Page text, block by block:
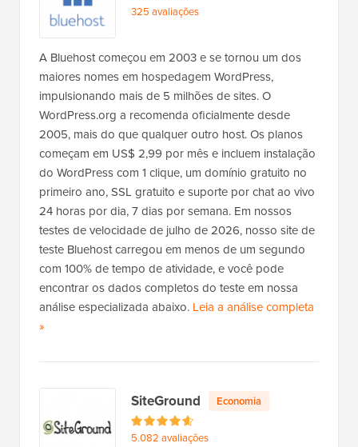
325 avaliações
A Bluehost começou em 2003 e se tornou um dos
maiores nomes em hospedagem WordPress,
impulsionando mais de 5 milhões de sites. O
WordPress.org a recomenda oficialmente desde
2005, mais do que qualquer outro host. Os planos
começam em US$ 2,99 por mês e incluem instalação
do WordPress com 1 clique, um domínio gratuito no
primeiro ano, SSL gratuito e suporte por chat ao vivo
24 horas por dia, 7 dias por semana. Em nossos
testes de velocidade de julho de 2026, nosso site de
teste Bluehost carregou em menos de um segundo
com 100% de tempo de atividade, e você pode
encontrar os dados completos do teste em nossa
análise especializada abaixo. Leia a análise completa
d
B
e
»
5.082 avaliações
SiteGround Economia